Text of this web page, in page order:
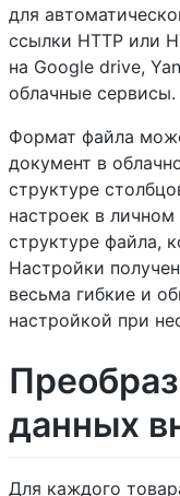
для
ссылки HTTP или
на Google drive,
облачные сервисы.
Формат файла
документ в
структуре
настроек в личном
структуре файла,
Настройки
весьма гибкие и
настройкой при
данных
Для каждого